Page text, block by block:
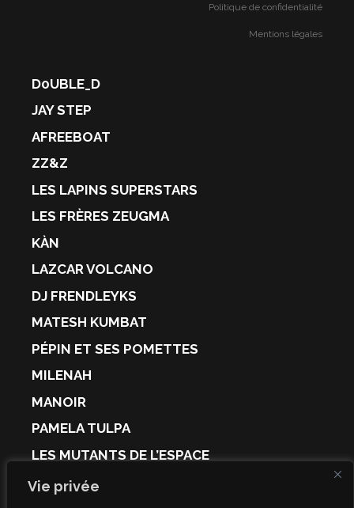
Vie privée
Politique de confidentialité
Mentions légales
D0UBLE_D
JAY STEP
AFREEBOAT
ZZ&Z
LES LAPINS SUPERSTARS
LES FRÈRES ZEUGMA
KÀN
LAZCAR VOLCANO
DJ FRENDLEYKS
MATESH KUMBAT
PÉPIN ET SES POMETTES
MILENAH
MANOIR
PAMELA TULPA
LES MUTANTS DE L’ESPACE
CULTE